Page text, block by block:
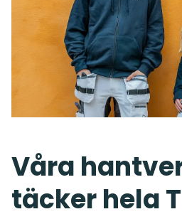
Våra
täcker hela